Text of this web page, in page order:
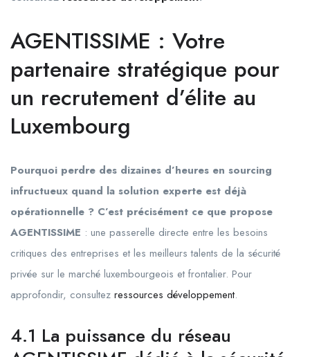
AGENTISSIME : Votre
partenaire stratégique pour
un recrutement d’élite au
Luxembourg
Pourquoi perdre des dizaines d’heures en sourcing
infructueux quand la solution experte est déjà
opérationnelle ? C’est précisément ce que propose
AGENTISSIME : une passerelle directe entre les besoins
critiques des entreprises et les meilleurs talents de la sécurité
privée sur le marché luxembourgeois et frontalier. Pour
approfondir, consultez ressources développement.
4.1 La puissance du réseau